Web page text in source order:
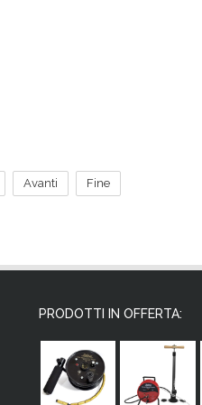
Avanti Fine
PRODOTTI IN OFFERTA: